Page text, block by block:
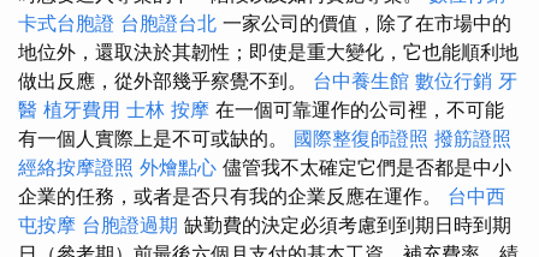
卡式台胞證 台胞證台北 一家公司的價值，除了在市場中的
地位外，還取決於其韌性；即使是重大變化，它也能順利地
做出反應，從外部幾乎察覺不到。 台中養生館 數位行銷 牙
醫 植牙費用 士林 按摩 在一個可靠運作的公司裡，不可能
有一個人實際上是不可或缺的。 國際整復師證照 撥筋證照
經絡按摩證照 外燴點心 儘管我不太確定它們是否都是中小
企業的任務，或者是否只有我的企業反應在運作。 台中西
屯按摩 台胞證過期 缺勤費的決定必須考慮到到期日時到期